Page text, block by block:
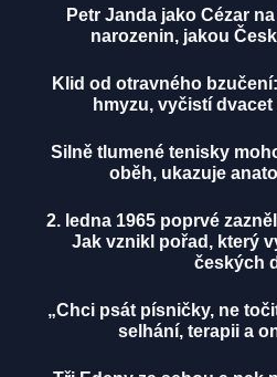
Petr Janda jako Cézar
narozenin, jakou
Klid od otravného
hmyzu, vyčistí
Silně tlumené tenisky
oběh, ukazuje
2. ledna 1965 poprvé
Jak vznikl pořad, který
českých
„Chci psát písničky, ne
selhání, terapii a